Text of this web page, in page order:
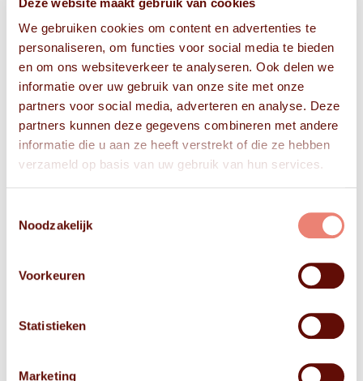
We gebruiken cookies om content en advertenties te
personaliseren, om functies voor social media te bieden
en om ons websiteverkeer te analyseren. Ook delen we
informatie over uw gebruik van onze site met onze
partners voor social media, adverteren en analyse. Deze
partners kunnen deze gegevens combineren met andere
informatie die u aan ze heeft verstrekt of die ze hebben
verzameld op basis van uw gebruik van hun services.
Noodzakelijk
Voorkeuren
Statistieken
Marketing